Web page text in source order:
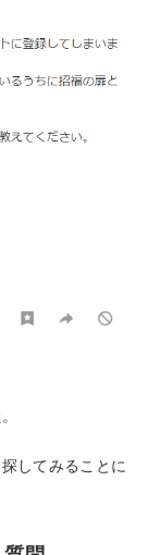
してみることに